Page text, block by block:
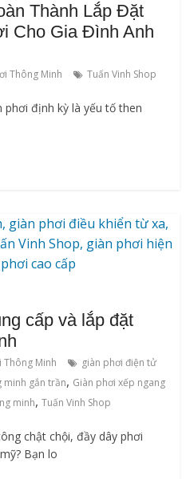
Thành Lắp Đặt
Cho Gia Đình Anh
Thông Minh Tuấn Vinh Shop
phơi định kỳ là yếu tố then
cấp và lắp đặt
Thông Minh
giàn phơi điện tử
minh gắn trần, Giàn phơi xếp ngang
minh,Tuấn Vinh Shop
chật chội, đầy dây phơi
Bạn lo